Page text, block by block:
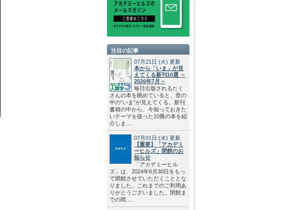
注目の記事
07月21日 (火) 更新
本から「いま」が見
えてくる新刊10選 ～
2026年7月～
毎日出版されるたく
さんの本を眺めていると、世の
中の“いま”が見えてくる。新刊
書籍の中から、今知っておきた
いテーマを扱った10冊の本を紹
介しま....
07月01日 (水) 更新
【重要】「アカデミ
ーヒルズ」閉館のお
知らせ
「アカデミーヒル
ズ」は、2024年6月30日をもっ
て閉館させていただくこととな
りました。これまでのご利用あ
りがとうございました。閉館ま
での間....